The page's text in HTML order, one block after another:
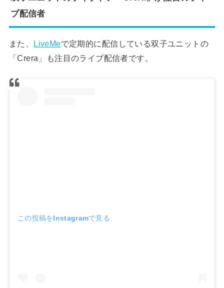
ブ配信者
また、 LiveMeで定期的に配信している双子ユニットの
「Crera」も注目のライブ配信者です。
この投稿をInstagramで見る